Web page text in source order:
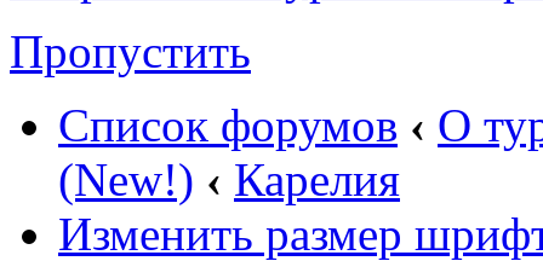
Пропустить
Список форумов ‹ О
(New!) ‹ Карелия
Изменить размер